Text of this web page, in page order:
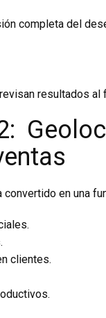
completa del
resultados al
en una
clientes.